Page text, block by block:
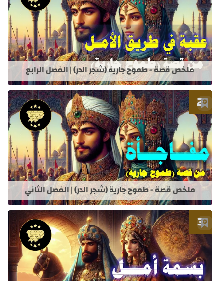
قراءة المزيد عن ملخص قصة - طموح
ملخص قصة - طموح جارية (شجر الدر) | الفصل الرابع
أضف إلى العلامات المرجعية
قراءة المزيد عن ملخص قصة - طموح
ملخص قصة - طموح جارية (شجر الدر) | الفصل الثاني
أضف إلى العلامات المرجعية
قراءة المزيد عن ملخص قصة - طموح